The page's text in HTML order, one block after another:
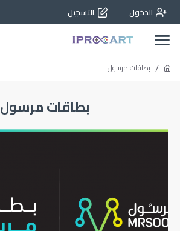
الدخول التسجيل
بطاقات مرسول
بطاقات مرسول